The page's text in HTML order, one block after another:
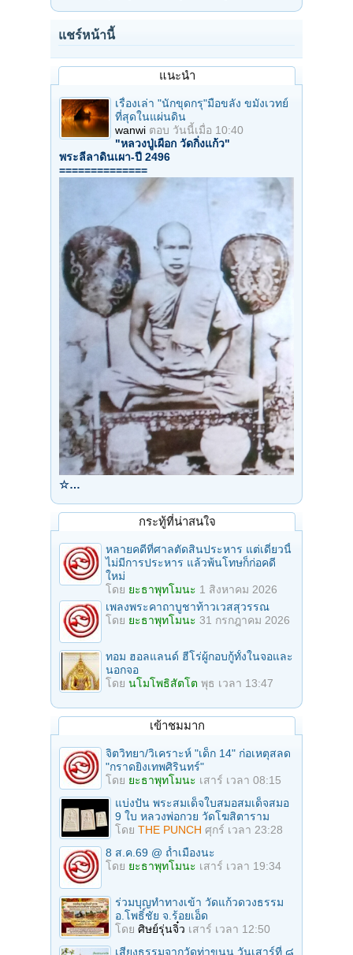
แชร์หน้านี้
แนะนำ
เรื่องเล่า "นักขุดกรุ"มือขลัง ขมังเวทย์
ที่สุดในแผ่นดิน
wanwi ตอบ วันนี้เมื่อ 10:40
"หลวงปู่เผือก วัดกิ่งแก้ว"
พระลีลาดินเผา-ปี 2496
==============
☆…
กระทู้ที่น่าสนใจ
หลายคดีที่ศาลตัดสินประหาร แต่เดี๋ยวนี้
ไม่มีการประหาร แล้วพ้นโทษก็ก่อคดี
ใหม่
โดย ยะธาพุทโมนะ 1 สิงหาคม 2026
เพลงพระคาถาบูชาท้าวเวสสุวรรณ
โดย ยะธาพุทโมนะ 31 กรกฎาคม 2026
ทอม ฮอลแลนด์ ฮีโร่ผู้กอบกู้ทั้งในจอและ
นอกจอ
โดย นโมโพธิสัตโต พุธ เวลา 13:47
เข้าชมมาก
จิตวิทยา/วิเคราะห์ "เด็ก 14" ก่อเหตุสลด
"กราดยิงเทพศิรินทร์"
โดย ยะธาพุทโมนะ เสาร์ เวลา 08:15
แบ่งปัน พระสมเด็จใบสมอสมเด็จสมอ
9 ใบ หลวงพ่อกวย วัดโฆสิตาราม
โดย THE PUNCH ศุกร์ เวลา 23:28
8 ส.ค.69 @ ถ้ำเมืองนะ
โดย ยะธาพุทโมนะ เสาร์ เวลา 19:34
ร่วมบุญทําทางเข้า วัดแก้วดวงธรรม
อ.โพธิ์ชัย จ.ร้อยเอ็ด
โดย ศิษย์รุ่นจิ๋ว เสาร์ เวลา 12:50
เสียงธรรมจากวัดท่าขนุน วันเสาร์ที่ ๘